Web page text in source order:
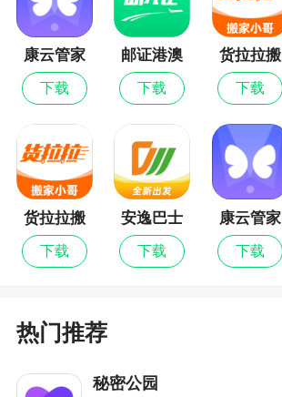
3：修复bug，提升用户体检
康云管家
最新版
下载
邮证港澳
续签
下载
货拉拉搬
家小哥
下载
货拉拉搬
家小哥最
新版
下载
安逸巴士
下载
康云管家
下载
热门推荐
秘密公园